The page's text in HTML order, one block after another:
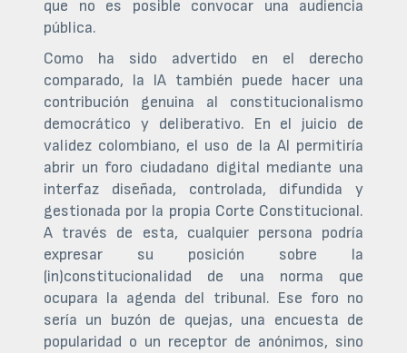
que no es posible convocar una audiencia
pública.
Como ha sido advertido en el derecho
comparado, la IA también puede hacer una
contribución genuina al constitucionalismo
democrático y deliberativo. En el juicio de
validez colombiano, el uso de la AI permitiría
abrir un foro ciudadano digital mediante una
interfaz diseñada, controlada, difundida y
gestionada por la propia Corte Constitucional.
A través de esta, cualquier persona podría
expresar su posición sobre la
(in)constitucionalidad de una norma que
ocupara la agenda del tribunal. Ese foro no
sería un buzón de quejas, una encuesta de
popularidad o un receptor de anónimos, sino